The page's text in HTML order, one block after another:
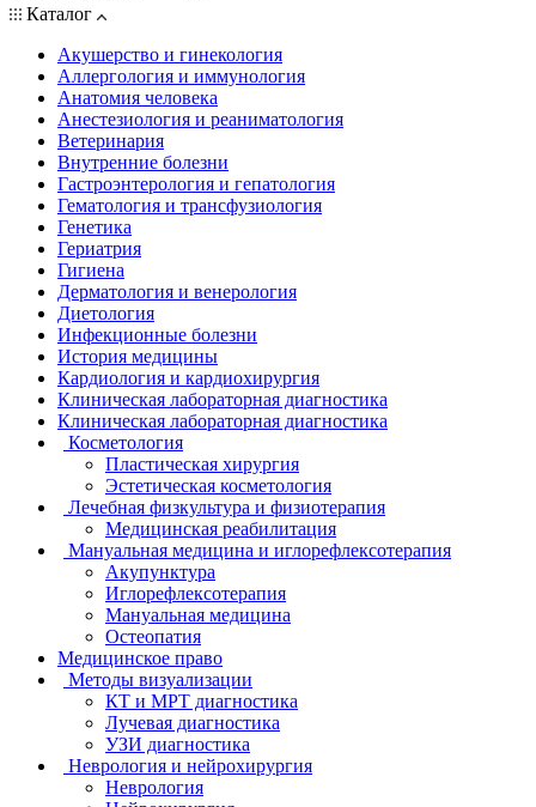
Каталог
Акушерство и гинекология
Аллергология и иммунология
Анатомия человека
Анестезиология и реаниматология
Ветеринария
Внутренние болезни
Гастроэнтерология и гепатология
Гематология и трансфузиология
Генетика
Гериатрия
Гигиена
Дерматология и венерология
Диетология
Инфекционные болезни
История медицины
Кардиология и кардиохирургия
Клиническая лабораторная диагностика
Клиническая лабораторная диагностика
Косметология
Пластическая хирургия
Эстетическая косметология
Лечебная физкультура и физиотерапия
Медицинская реабилитация
Мануальная медицина и иглорефлексотерапия
Акупунктура
Иглорефлексотерапия
Мануальная медицина
Остеопатия
Медицинское право
Методы визуализации
КТ и МРТ диагностика
Лучевая диагностика
УЗИ диагностика
Неврология и нейрохирургия
Неврология